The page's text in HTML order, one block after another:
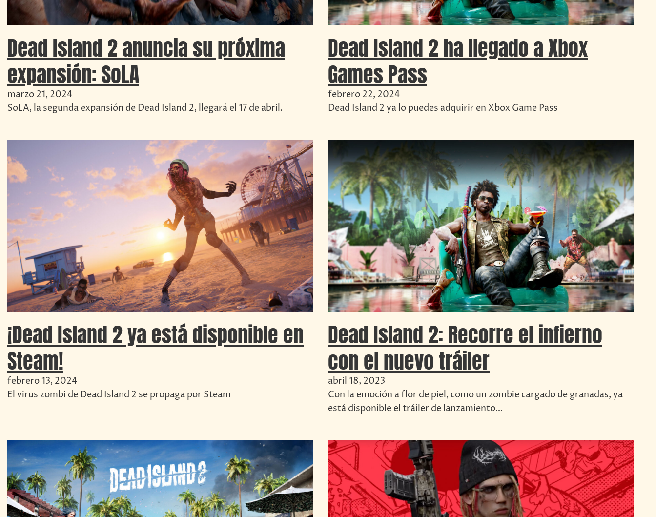
Dead Island 2 anuncia su próxima
expansión: SoLA
marzo 21, 2024
SoLA, la segunda expansión de Dead Island 2, llegará el 17 de abril.
Dead Island 2 ha llegado a Xbox
Games Pass
febrero 22, 2024
Dead Island 2 ya lo puedes adquirir en Xbox Game Pass
¡Dead Island 2 ya está disponible en
Steam!
febrero 13, 2024
El virus zombi de Dead Island 2 se propaga por Steam
Dead Island 2: Recorre el infierno
con el nuevo tráiler
abril 18, 2023
Con la emoción a flor de piel, como un zombie cargado de granadas, ya
está disponible el tráiler de lanzamiento…